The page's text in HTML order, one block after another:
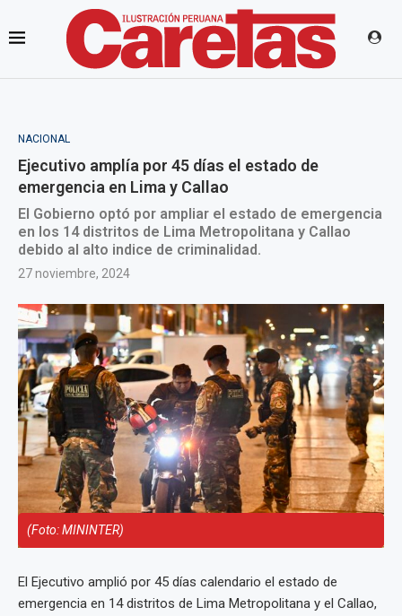
NACIONAL
Ejecutivo amplía por 45 días el estado de
emergencia en Lima y Callao
El Gobierno optó por ampliar el estado de emergencia
en los 14 distritos de Lima Metropolitana y Callao
debido al alto indice de criminalidad.
27 noviembre, 2024
(Foto: MININTER)
El Ejecutivo amplió por 45 días calendario el estado de
emergencia en 14 distritos de Lima Metropolitana y el Callao,